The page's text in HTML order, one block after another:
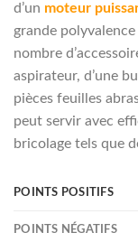
d’un moteur
grande
nombre
aspirateur, d’une
pièces feuilles
peut servir avec
bricolage tels que
POINTS POSITIFS
POINTS NÉGATIFS